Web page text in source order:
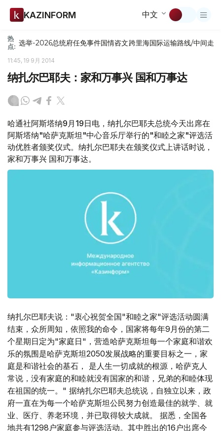
KAZINFORM 中文
热
点: 选举-2026总统府任免事件国情咨文跨里海国际运输路线/中间走廊
11:45, 19 9月 2014
纳扎尔巴耶夫：家和万事兴 国和万事达
哈通社阿斯塔纳9月19日电，纳扎尔巴耶夫总统今天出席在
阿斯塔纳"哈萨克斯坦"中心音乐厅举行的"和睦之家"评选活
动优胜者颁奖仪式。纳扎尔巴耶夫在颁奖仪式上讲话时说，
家和万事兴 国和万事达。
纳扎尔巴耶夫说："衷心祝贺全国"和睦之家"评选活动圆满
结束，众所周知，依照我的命令，国家将每年9月份的第二
个星期日定为"家庭日"，营造哈萨克斯坦每一个家庭和谐欢
乐的氛围是哈萨克斯坦2050发展战略的重要目标之一，家
庭是和谐社会的基石， 是人生一切成就的根源，哈萨克人
常说，没有家庭的和睦就没有国家的和谐，兄弟的和睦体现
在祖国的统一。" 据纳扎尔巴耶夫总统说，自独立以来，政
府一直在为每一个哈萨克斯坦公民努力创造最佳的就学、就
业、医疗、养老环境，并已取得较大成就。 据悉，全国各
地共有1298户家庭参与评选活动。其中胜出的16户出席今